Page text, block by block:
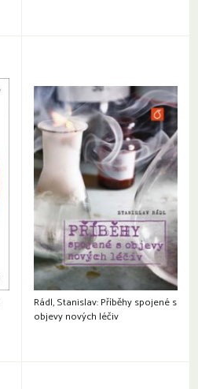
Rádl, Stanislav: Příběhy spojené s
objevy nových léčiv